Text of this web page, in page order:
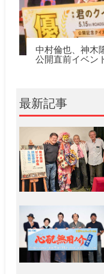
中村倫也、神木
公開直前イベン
最新記事